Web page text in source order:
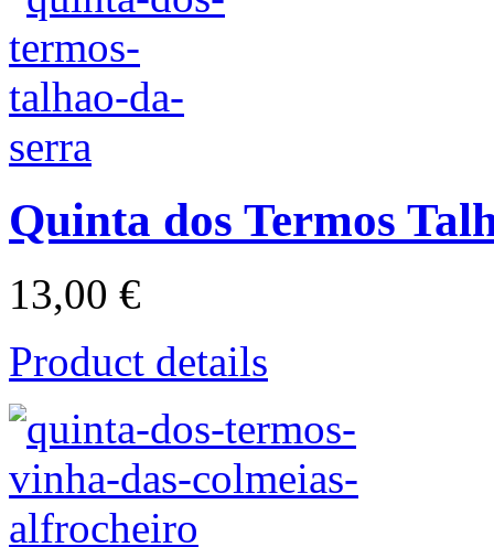
Quinta dos Termos
13,00 €
Product details